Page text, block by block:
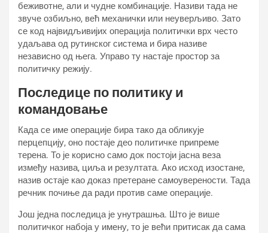
беживотне, али и чудне комбинације. Називи тада не
звуче озбиљно, већ механички или неуверљиво. Зато
се код највидљивијих операција политички врх често
удаљава од рутинског система и бира називе
независно од њега. Управо ту настаје простор за
политичку режију.
Последице по политику и
командовање
Када се име операције бира тако да обликује
перцепцију, оно постаје део политичке припреме
терена. То је корисно само док постоји јасна веза
између назива, циља и резултата. Ако исход изостане,
назив остаје као доказ претеране самоуверености. Тада
речник почиње да ради против саме операције.
Још једна последица је унутрашња. Што је више
политичког набоја у имену, то је већи притисак да сама